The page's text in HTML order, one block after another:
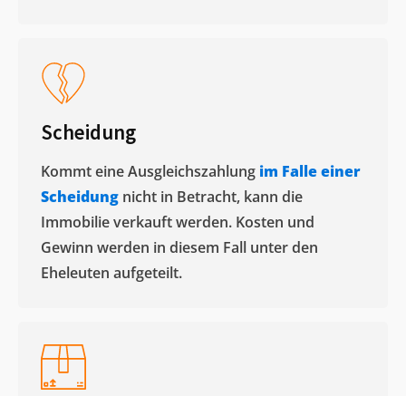
Scheidung
Kommt eine Ausgleichszahlung im Falle einer
Scheidung nicht in Betracht, kann die
Immobilie verkauft werden. Kosten und
Gewinn werden in diesem Fall unter den
Eheleuten aufgeteilt.​